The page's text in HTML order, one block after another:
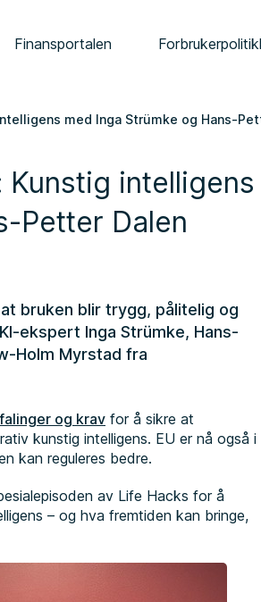
Finansportalen
med Inga Strümke og Hans-
intelligens
Petter Dalen
bruken blir trygg, pålitelig og
ekspert Inga Strümke, Hans-
Holm Myrstad fra
og krav for å sikre at
kunstig intelligens. EU er nå også i
kan reguleres bedre.
av Life Hacks for å
– og hva fremtiden kan bringe,